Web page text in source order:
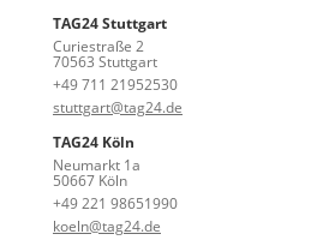
TAG24 Stuttgart
Curiestraße 2
70563 Stuttgart
+49 711 21952530
stuttgart@tag24.de
TAG24 Köln
Neumarkt 1a
50667 Köln
+49 221 98651990
koeln@tag24.de